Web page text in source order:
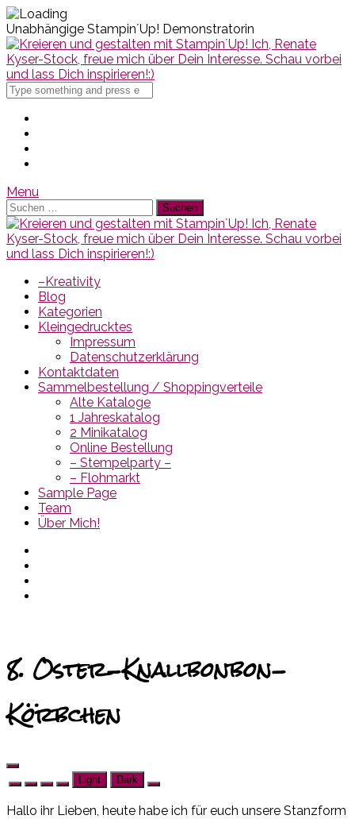
Unabhängige Stampin´Up! Demonstratorin
Search
for
Menu
Suchen
nach:
–Kreativity
Blog
Kategorien
Kleingedrucktes
Impressum
Datenschutzerklärung
Kontaktdaten
Sammelbestellung / Shoppingverteile
Alte Kataloge
1 Jahreskatalog
2 Minikatalog
Online Bestellung
– Stempelparty –
– Flohmarkt
Sample Page
Team
Über Mich!
8. Oster-Knallbonbon-
Körbchen
Light Dark
Hallo ihr Lieben, heute habe ich für euch unsere Stanzform